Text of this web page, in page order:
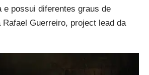
e possui diferentes graus de
Rafael Guerreiro, project lead da